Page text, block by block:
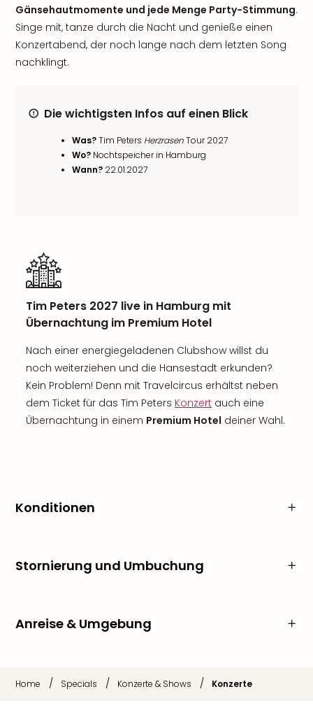
Gänsehautmomente und jede Menge Party-Stimmung.
Singe mit, tanze durch die Nacht und genieße einen
Konzertabend, der noch lange nach dem letzten Song
nachklingt.
Die wichtigsten Infos auf einen Blick
Was?Tim Peters HerzrasenTour 2027
Wo? Nochtspeicher in Hamburg
Wann? 22.01.2027
Tim Peters 2027 live in Hamburg mit
Übernachtung im Premium Hotel
Nach einer energiegeladenen Clubshow willst du
noch weiterziehen und die Hansestadt erkunden?
Kein Problem! Denn mit Travelcircus erhältst neben
dem Ticket für das Tim Peters Konzert auch eine
Übernachtung in einem Premium Hotel deiner Wahl.
Konditionen
Stornierung und Umbuchung
Anreise & Umgebung
Home / Specials / Konzerte & Shows / Konzerte